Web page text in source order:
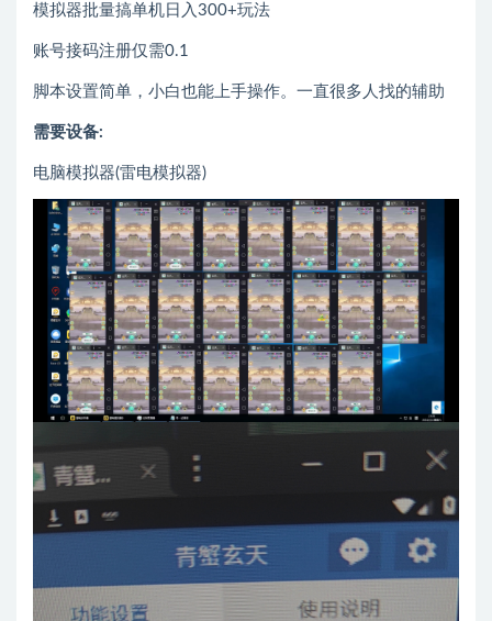
模拟器批量搞单机日入300+玩法
账号接码注册仅需0.1
脚本设置简单，小白也能上手操作。一直很多人找的辅助
需要设备:
电脑模拟器(雷电模拟器)